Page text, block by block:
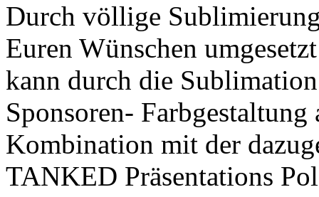
Durch völlige
Euren Wünschen
kann durch die
Sponsoren- Farbgestaltung
Kombination mit der
TANKED Präsentations